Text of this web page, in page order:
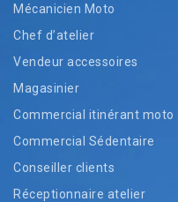
Mécanicien Moto
Chef d’atelier
Vendeur accessoires
Magasinier
Commercial itinérant moto
Commercial Sédentaire
Conseiller clients
Réceptionnaire atelier